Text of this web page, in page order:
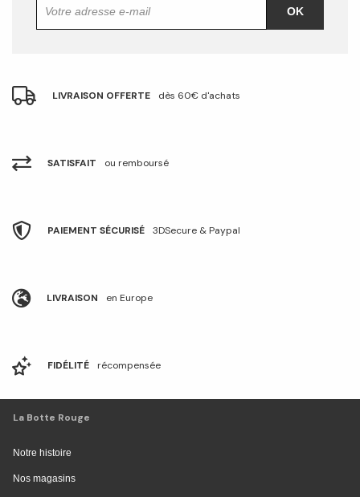
OK
LIVRAISON OFFERTE dès 60€ d'achats
SATISFAIT ou remboursé
PAIEMENT SÉCURISÉ 3DSecure & Paypal
LIVRAISON en Europe
FIDÉLITÉ récompensée
La Botte Rouge
Notre histoire
Nos magasins